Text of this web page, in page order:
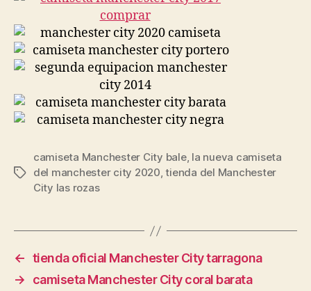
Etiquetas
camiseta Manchester City bale, la nueva camiseta
del manchester city 2020,tienda del Manchester
City las rozas
← tienda oficial Manchester City tarragona
→
camiseta Manchester City coral barata